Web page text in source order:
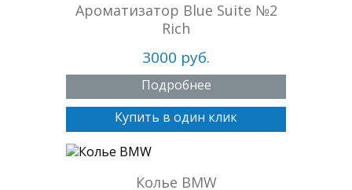
Ароматизатор Blue Suite №2
Rich
3000 руб.
Подробнее
Купить в один клик
Колье BMW